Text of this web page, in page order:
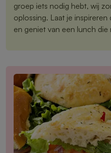
groep iets nodig hebt, wij
oplossing. Laat je
en geniet van een lunch die